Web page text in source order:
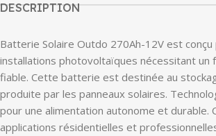
DESCRIPTION
Batterie Solaire Outdo 270Ah-12V est conçu
installations photovoltaïques nécessitant un
fiable. Cette batterie est destinée au
produite par les panneaux solaires.
pour une alimentation autonome et durable.
applications résidentielles et